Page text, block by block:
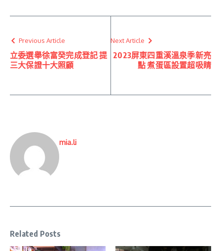
Previous Article
立委選舉徐富癸完成登記 提
三大保證十大照顧
Next Article
2023屏東四重溪溫泉季新亮
點 煮蛋區設置超吸睛
mia.li
Related Posts